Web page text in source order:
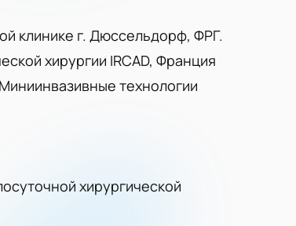
клинике г. Дюссельдорф, ФРГ.
хирургии IRCAD, Франция
технологии
хирургической